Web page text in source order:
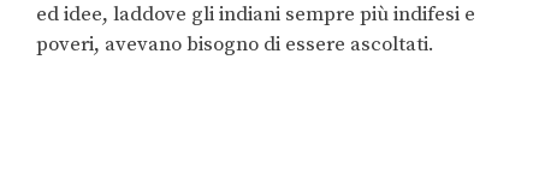
ed idee, laddove gli indiani sempre più indifesi e
poveri, avevano bisogno di essere ascoltati.